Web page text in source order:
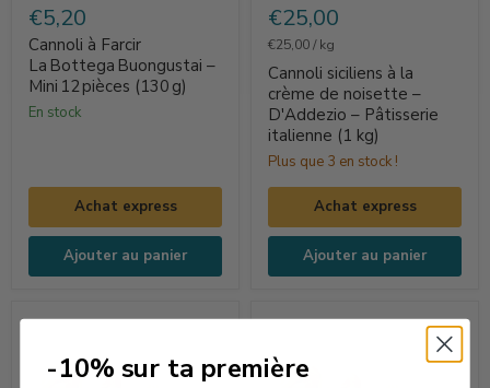
à
Farcir
La Bottega Buongustai
–
Mini 12 pièces
€5,20
Cannoli à Farcir
La Bottega Buongustai –
Mini 12 pièces (130 g)
en stock
Achat express
Ajouter au panier
siciliens
à
la
crème
de
noisette
–
D'Addezio
–
Pâtisserie
italienne
€25,00
€25,00/kg
Cannoli siciliens à la
crème de noisette –
D'Addezio – Pâtisserie
italienne (1 kg)
Plus que 3 en stock !
Achat express
Ajouter au panier
-10% sur ta première